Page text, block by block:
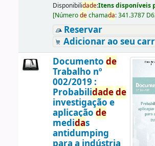
Disponibilidade:Itens disponíveis
[Númerodechamada:341.3787
Reservar
Adicionar ao seu
Documento de
Trabalho nº
002/2019 :
Probabilidadede
investigação e
aplicação de
medidas
antidumping